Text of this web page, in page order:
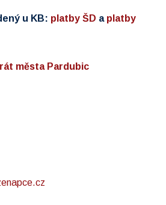
u KB: platby ŠD a platby
města Pardubic